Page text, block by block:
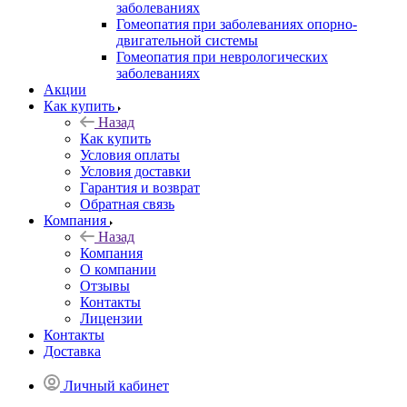
заболеваниях
Гомеопатия при заболеваниях опорно-
двигательной системы
Гомеопатия при неврологических
заболеваниях
Акции
Как купить
Назад
Как купить
Условия оплаты
Условия доставки
Гарантия и возврат
Обратная связь
Компания
Назад
Компания
О компании
Отзывы
Контакты
Лицензии
Контакты
Доставка
Личный кабинет